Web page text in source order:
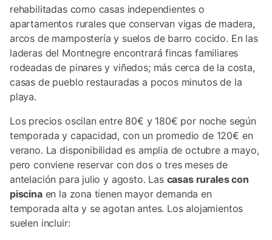
rehabilitadas como casas independientes o
apartamentos rurales que conservan vigas de madera,
arcos de mampostería y suelos de barro cocido. En las
laderas del Montnegre encontrará fincas familiares
rodeadas de pinares y viñedos; más cerca de la costa,
casas de pueblo restauradas a pocos minutos de la
playa.
Los precios oscilan entre 80€ y 180€ por noche según
temporada y capacidad, con un promedio de 120€ en
verano. La disponibilidad es amplia de octubre a mayo,
pero conviene reservar con dos o tres meses de
antelación para julio y agosto. Las casas rurales con
piscinaen la zona tienen mayor demanda en
temporada alta y se agotan antes. Los alojamientos
suelen incluir: